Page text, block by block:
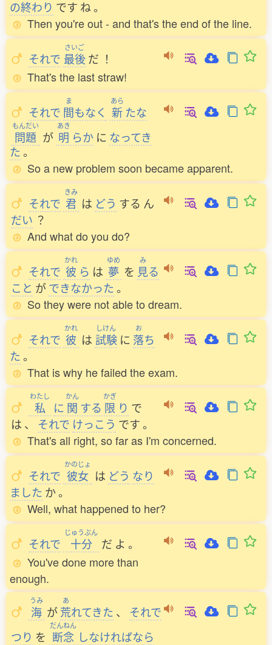
の終わり です ね。
Then you're out - and that's the end of the line.
それで
さいご
最後 だ ！
That's the last straw!
それで
ま
間もなく
あら
新たな
もんだい
問題 が
あき
明 らか に なってき
た。
So a new problem soon became apparent.
それで
きみ
君 は どう する ん
だい ？
And what do you do?
それで
かれ
彼 ら は
ゆめ
夢 を
み
見る
こと ができなかった。
So they were not able to dream.
それで
かれ
彼 は
しけん
試験 に
お
落ち
た。
That is why he failed the exam.
わたし
私 に
かん
関 する
かぎ
限 り で
は 、 それで けっこう です。
That's all right, so far as I'm concerned.
それで
かのじょ
彼女 は どう なり
ました か。
Well, what happened to her?
それで
じゅうぶん
十分 だ よ 。
You've done more than
enough.
うみ
海 が
あ
荒れてきた 、
それで
つり を
だんねん
断念 しなければなら